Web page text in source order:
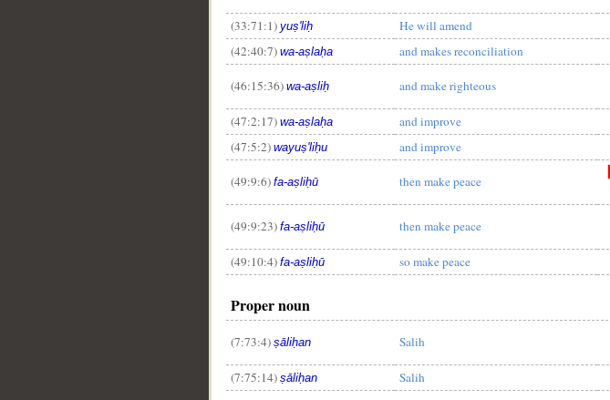
(33:71:1) yuṣ'liḥ He will amend
(42:40:7) wa-aṣlaḥa and makes reconciliation
(46:15:36) wa-aṣliḥ and make righteous
(47:2:17) wa-aṣlaḥa and improve
(47:5:2) wayuṣ'liḥu and improve
(49:9:6) fa-aṣliḥū then make peace
(49:9:23) fa-aṣliḥū then make peace
(49:10:4) fa-aṣliḥū so make peace
Proper noun
(7:73:4) ṣāliḥan Salih
(7:75:14) ṣāliḥan Salih